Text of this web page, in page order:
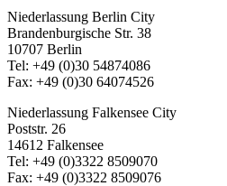
Niederlassung Berlin City
Brandenburgische Str. 38
10707 Berlin
Tel: +49 (0)30 54874086
Fax: +49 (0)30 64074526
Niederlassung Falkensee City
Poststr. 26
14612 Falkensee
Tel: +49 (0)3322 8509070
Fax: +49 (0)3322 8509076